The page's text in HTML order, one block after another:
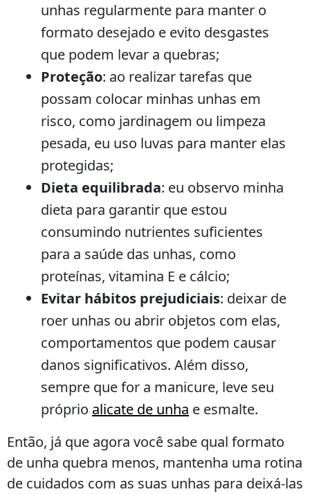
unhas regularmente para manter o
formato desejado e evito desgastes
que podem levar a quebras;
Proteção: ao realizar tarefas que
possam colocar minhas unhas em
risco, como jardinagem ou limpeza
pesada, eu uso luvas para manter elas
protegidas;
Dieta equilibrada: eu observo minha
dieta para garantir que estou
consumindo nutrientes suficientes
para a saúde das unhas, como
proteínas, vitamina E e cálcio;
Evitar hábitos prejudiciais: deixar de
roer unhas ou abrir objetos com elas,
comportamentos que podem causar
danos significativos. Além disso,
sempre que for a manicure, leve seu
próprio alicate de unha e esmalte.
Então, já que agora você sabe qual formato
de unha quebra menos, mantenha uma rotina
de cuidados com as suas unhas para deixá-las